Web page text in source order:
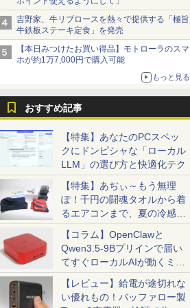
吉野家、牛リブロースを熱々で提供する「極旨
牛鉄板ステーキ定食」を発売
【本日みつけたお買い得品】モトローラのスマ
ホが約1万7,000円で購入可能
もっと見る
おすすめ記事
【特集】あなたのPCスペッ
クにドンピシャな「ローカル
LLM」の選び方と快適化テク
【特集】あぢぃ～もう無理
ぽ！千円の闘魂タオルから着
るエアコンまで、夏の冷感グ
ッズ一挙紹介
【コラム】OpenClawと
Qwen3.5-9Bプリインで届い
てすぐローカルAIが動くミニ
PC「SER9 Pro」
【レビュー】給電が途切れな
い優れもの！バッファロー製